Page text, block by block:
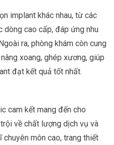
implant khác nhau, từ các
dòng cao cấp, đáp ứng nhu
ra, phòng khám còn cung
xoang, ghép xương, giúp
đạt kết quả tốt nhất.
cam kết mang đến cho
về chất lượng dịch vụ và
môn cao, trang thiết